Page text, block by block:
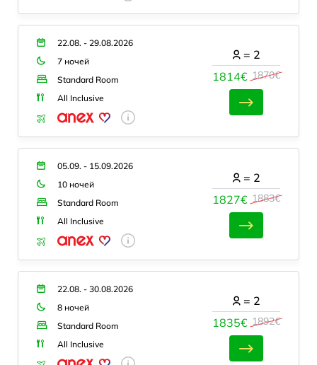
22.08. - 29.08.2026
7 ночей
Standard Room
All Inclusive
1814€ 1870€
= 2
05.09. - 15.09.2026
10 ночей
Standard Room
All Inclusive
1827€ 1883€
= 2
22.08. - 30.08.2026
8 ночей
Standard Room
All Inclusive
1835€ 1892€
= 2